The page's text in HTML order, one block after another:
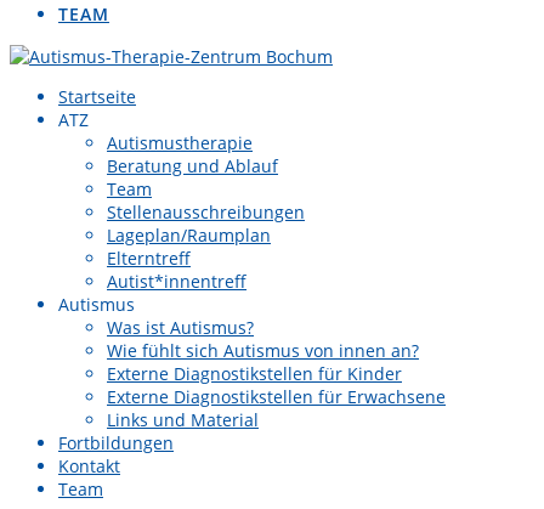
TEAM
Startseite
ATZ
Autismustherapie
Beratung und Ablauf
Team
Stellenausschreibungen
Lageplan/Raumplan
Elterntreff
Autist*innentreff
Autismus
Was ist Autismus?
Wie fühlt sich Autismus von innen an?
Externe Diagnostikstellen für Kinder
Externe Diagnostikstellen für Erwachsene
Links und Material
Fortbildungen
Kontakt
Team